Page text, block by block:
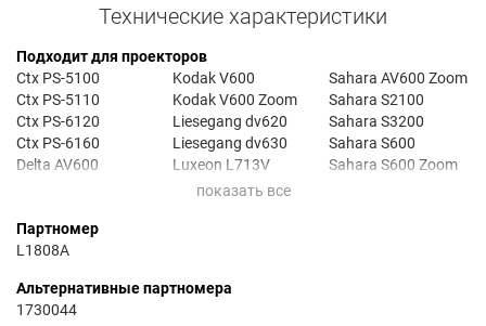
Технические характеристики
Подходит для проекторов
Ctx PS-5100
Ctx PS-5110
Ctx PS-6120
Ctx PS-6160
Delta AV600
Dukane ImagePro
8038
Geha compact 230
Geha compact 230+
Kodak V600
Kodak V600 Zoom
Liesegang dv620
Liesegang dv630
Luxeon L713V
Luxeon X2+
Reflecta V3100
Sahara AV600 Zoom
Sahara S2100
Sahara S3200
Sahara S600
Sahara S600 Zoom
Партномер
L1808A
Альтернативные партномера
1730044